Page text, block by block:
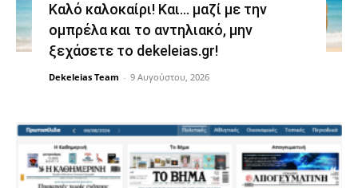
Καλό καλοκαίρι! Και… μαζί με την
ομπρέλα και το αντηλιακό, μην
ξεχάσετε το dekeleias.gr!
Dekeleias Team - 9 Αυγούστου, 2026